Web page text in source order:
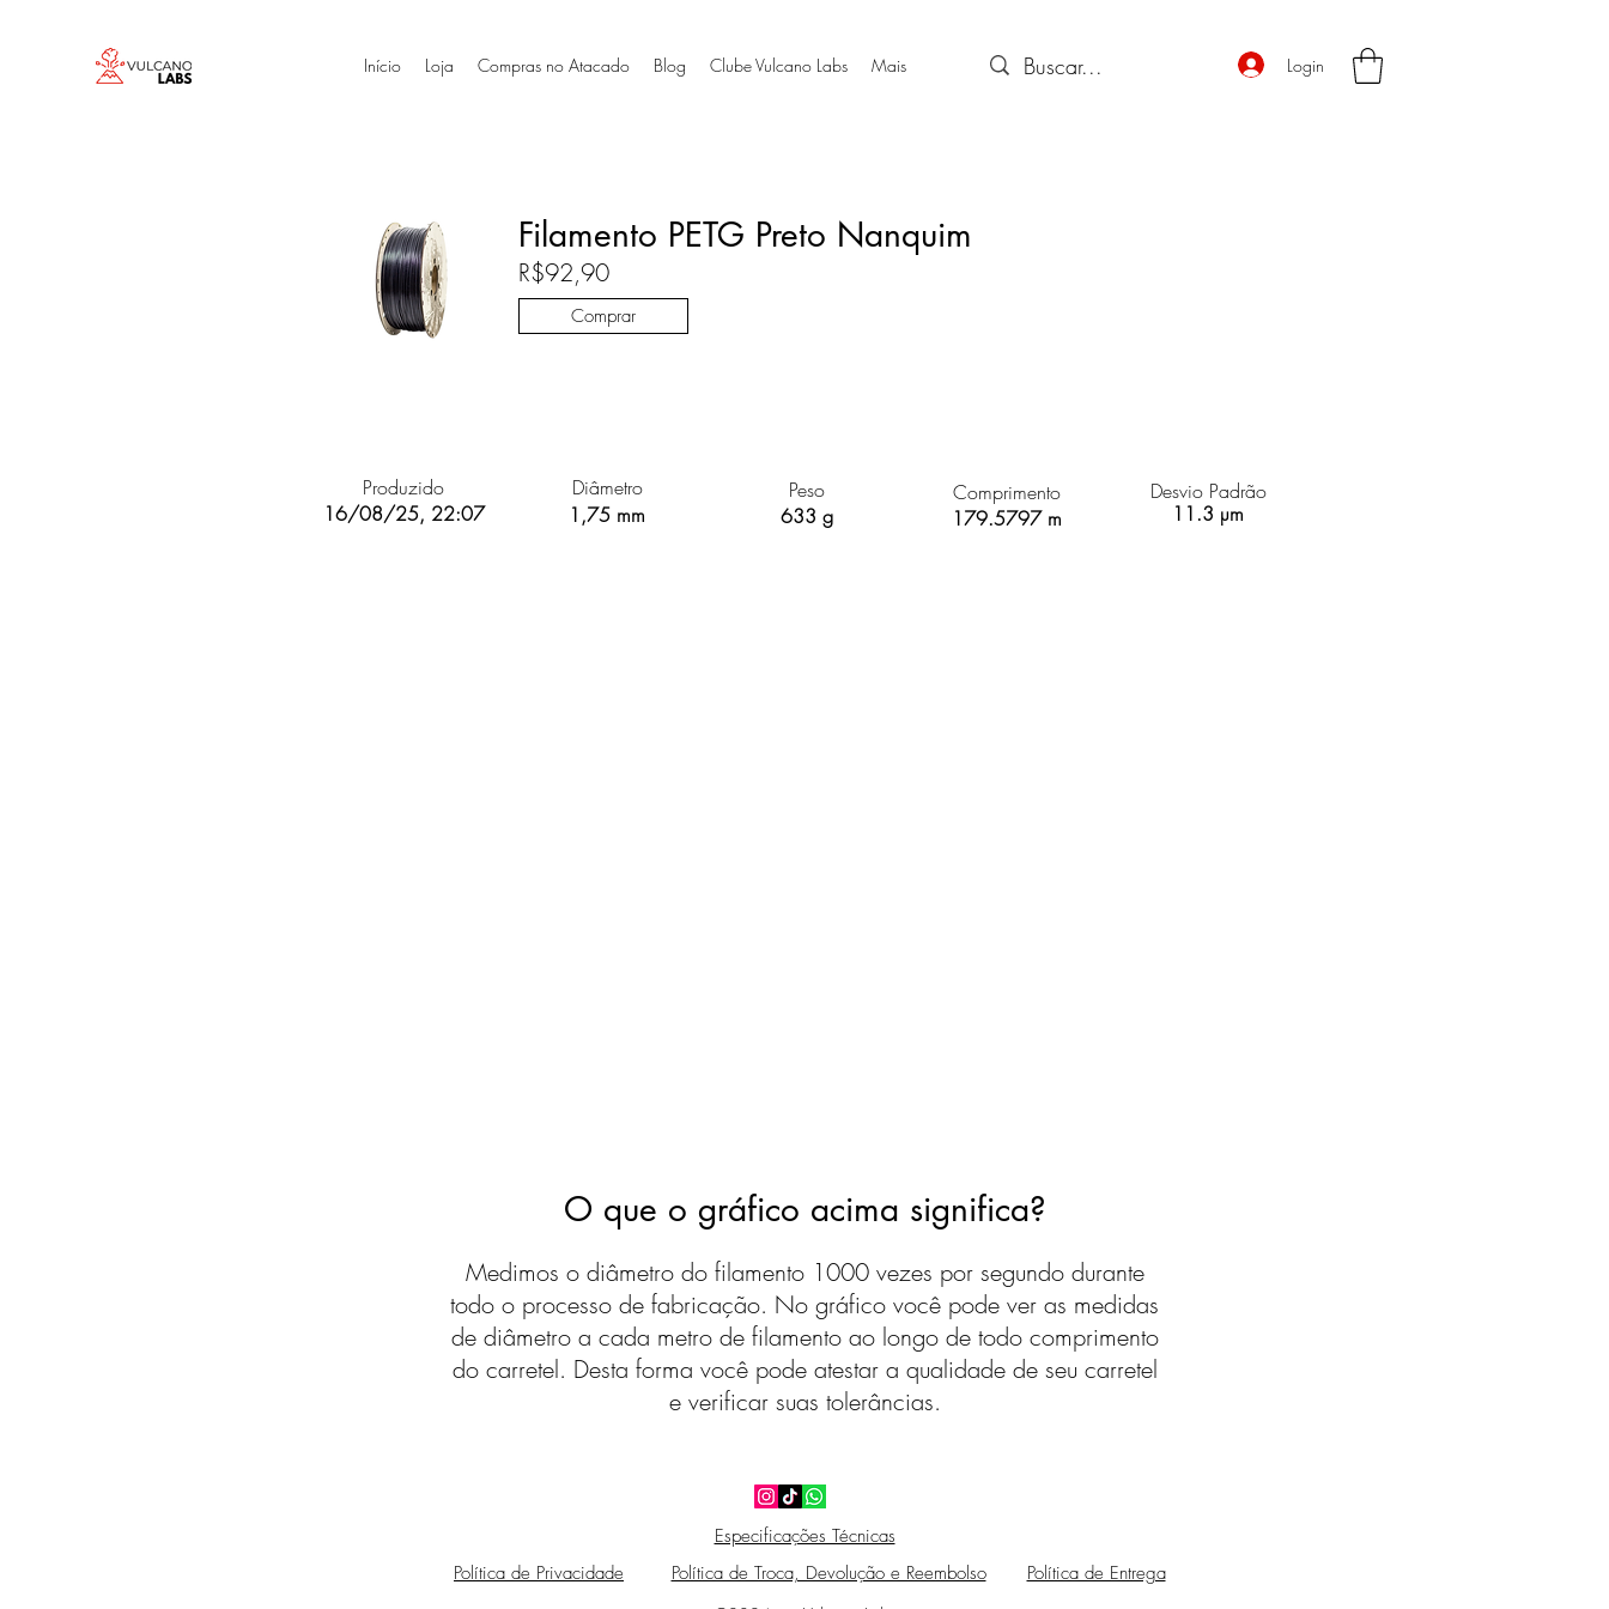
Início Loja Compras no Atacado Blog Clube Vulcano Labs Mais Login
Filamento PETG Preto Nanquim
R$92,90
Comprar
Produzido
16/08/25, 22:07
Diâmetro
1,75 mm
Peso
633 g
Comprimento
179.5797 m
Desvio Padrão
11.3 µm
O que o gráfico acima significa?
Medimos o diâmetro do filamento 1000 vezes por segundo durante
todo o processo de fabricação. No gráfico você pode ver as medidas
de diâmetro a cada metro de filamento ao longo de todo comprimento
do carretel. Desta forma você pode atestar a qualidade de seu carretel
e verificar suas tolerâncias.
Especificações Técnicas
Política de Privacidade
Política de Troca, Devolução e Reembolso Política de Entrega